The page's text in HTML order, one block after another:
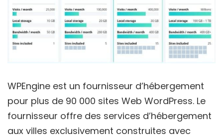
WPEngine est un fournisseur d’hébergement
pour plus de 90 000 sites Web WordPress. Le
fournisseur offre des services d’hébergement
aux villes exclusivement construites avec